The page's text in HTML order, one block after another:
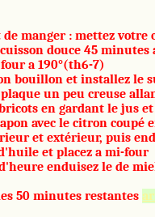
manger : mettez votre
douce 45
a 190°(th6-7)
bouillon et installez le
un peu creuse
en gardant le jus et
avec le citron coupé
et extérieur, puis
et placez a mi-four
enduisez le de
50 minutes restantes